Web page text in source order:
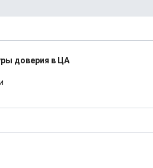
доверия в ЦА